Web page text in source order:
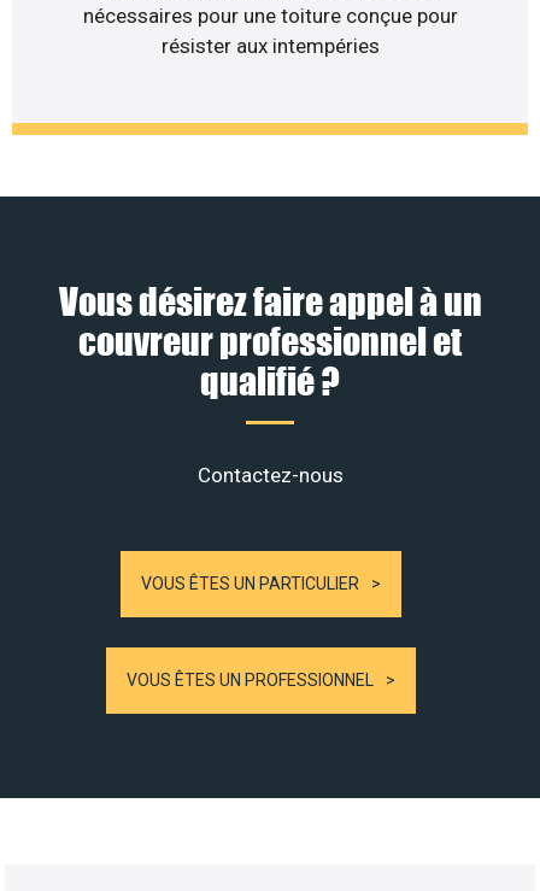
nécessaires pour une toiture conçue pour
résister aux intempéries
Vous désirez faire appel à un
couvreur professionnel et
qualifié ?
Contactez-nous
VOUS ÊTES UN PARTICULIER
VOUS ÊTES UN PROFESSIONNEL